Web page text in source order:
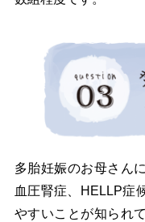
多胎妊娠のお母さん
血圧腎症、HELLP症
やすいことが知られ